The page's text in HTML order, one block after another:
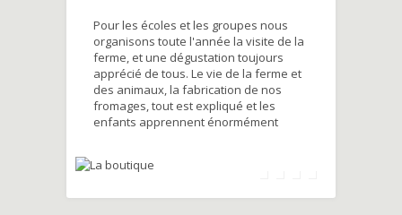
Pour les écoles et les groupes nous
organisons toute l'année la visite de la
ferme, et une dégustation toujours
apprécié de tous. Le vie de la ferme et
des animaux, la fabrication de nos
fromages, tout est expliqué et les
enfants apprennent énormément